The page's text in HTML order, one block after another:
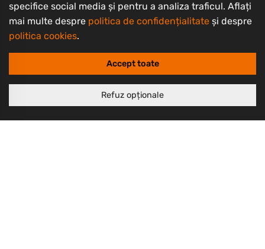
Informații clienți
Contact
specifice social media și pentru a analiza traficul. Aflați
mai multe despre politica de confidențialitate și despre
politica cookies.
Accept toate
Refuz opționale